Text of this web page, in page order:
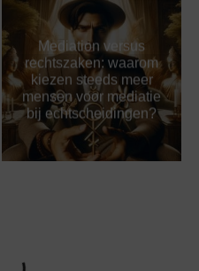
Mediation versus
rechtszaken: waarom
kiezen steeds meer
mensen voor mediatie
bij echtscheidingen?